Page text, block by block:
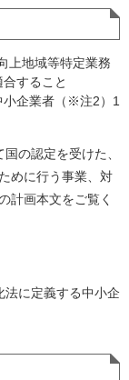
上地域等特定業務
すること
小企業者（※注2）1
の認定を受けた、
めに行う事業、対
計画本文をご覧く
法に定義する中小企